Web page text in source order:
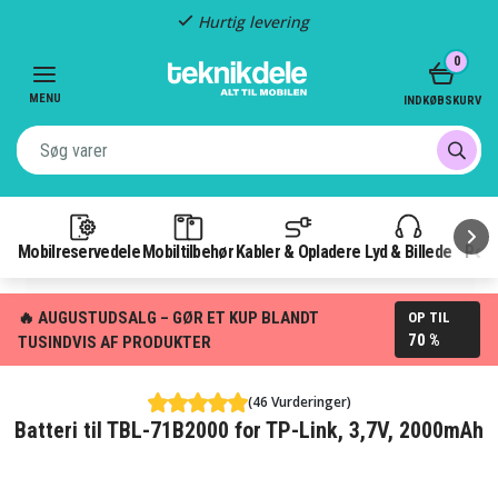
Hurtig levering
MENU
Mobilreservedele Mobiltilbehør Kabler & Opladere Lyd & Billede
0
INDKØBSKURV
🔥 AUGUSTUDSALG – GØR ET KUP BLANDT
TUSINDVIS AF PRODUKTER
OP TIL
70 %
(46 Vurderinger)
Batteri til TBL-71B2000 for TP-Link, 3,7V, 2000mAh